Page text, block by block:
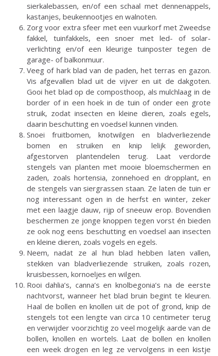
sierkalebassen, en/of een schaal met dennenappels,
kastanjes, beukennootjes en walnoten.
Zorg voor extra sfeer met een vuurkorf met Zweedse
fakkel, tuinfakkels, een snoer met led- of solar-
verlichting en/of een kleurige tuinposter tegen de
garage- of balkonmuur.
Veeg of hark blad van de paden, het terras en gazon.
Vis afgevallen blad uit de vijver en uit de dakgoten.
Gooi het blad op de composthoop, als mulchlaag in de
border of in een hoek in de tuin of onder een grote
struik, zodat insecten en kleine dieren, zoals egels,
daarin beschutting en voedsel kunnen vinden.
Snoei fruitbomen, knotwilgen en bladverliezende
bomen en struiken en knip lelijk geworden,
afgestorven plantendelen terug. Laat verdorde
stengels van planten met mooie bloemschermen en
zaden, zoals hortensia, zonnehoed en dropplant, en
de stengels van siergrassen staan. Ze laten de tuin er
nog interessant ogen in de herfst en winter, zeker
met een laagje dauw, rijp of sneeuw erop. Bovendien
beschermen ze jonge knoppen tegen vorst én bieden
ze ook nog eens beschutting en voedsel aan insecten
en kleine dieren, zoals vogels en egels.
Neem, nadat ze al hun blad hebben laten vallen,
stekken van bladverliezende struiken, zoals rozen,
kruisbessen, kornoeljes en wilgen.
Rooi dahlia’s, canna’s en knolbegonia’s na de eerste
nachtvorst, wanneer het blad bruin begint te kleuren.
Haal de bollen en knollen uit de pot of grond, knip de
stengels tot een lengte van circa 10 centimeter terug
en verwijder voorzichtig zo veel mogelijk aarde van de
bollen, knollen en wortels. Laat de bollen en knollen
een week drogen en leg ze vervolgens in een kistje